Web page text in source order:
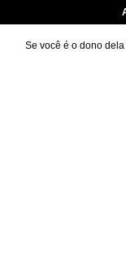
Se você é o dono